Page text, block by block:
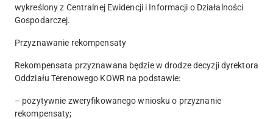
wykreślony z Centralnej Ewidencji i Informacji o Działalności
Gospodarczej.
Przyznawanie rekompensaty
Rekompensata przyznawana będzie w drodze decyzji dyrektora
Oddziału Terenowego KOWR na podstawie:
– pozytywnie zweryfikowanego wniosku o przyznanie
rekompensaty;